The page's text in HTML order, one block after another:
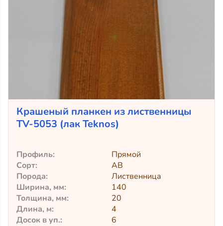
Крашеный планкен из лиственницы
TV-5053 (лак Teknos)
Профиль:
Прямой
Сорт:
АВ
Порода:
Лиственница
Ширина, мм:
140
Толщина, мм:
20
Длина, м:
4
Досок в уп.:
6